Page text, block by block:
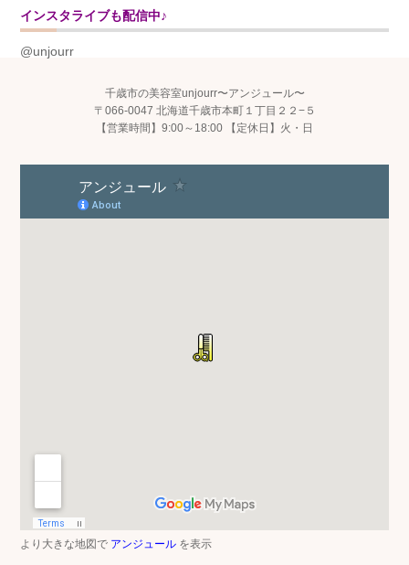
インスタライブも配信中♪
@unjourr
千歳市の美容室unjourr〜アンジュール〜
〒066-0047 北海道千歳市本町１丁目２２−５
【営業時間】9:00～18:00 【定休日】火・日
より大きな地図で アンジュール を表示